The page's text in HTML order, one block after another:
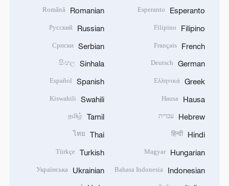
Esperanto
Esperanto
Filipino
Filipino
French
Français
German
Deutsch
Greek
Ελληνικά
Hausa
Hausa
Hebrew עברית
Hindi
हिन्दी
Hungarian
Magyar
Indonesian
Bahasa Indonesia
Romanian
Română
Russian
Русский
Serbian
Српски
Sinhala
සිංහල
Spanish
Español
Swahili
Kiswahili
Tamil
தமிழ்
Thai
ไทย
Turkish
Türkçe
Ukrainian
Українська